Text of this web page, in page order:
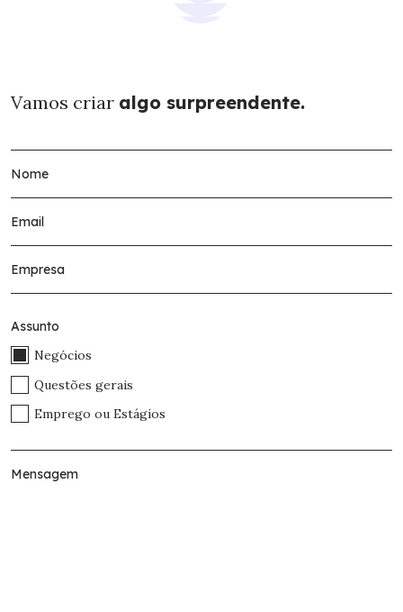
Vamos criar algo surpreendente.
Assunto
Negócios
Questões gerais
Emprego ou Estágios